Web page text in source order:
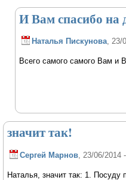
И Вам спасибо на
Наталья Пискунова, 23/
Всего самого самого Вам
значит так!
Сергей Марнов, 23/06/2014
Наталья, значит так: 1. Посуду